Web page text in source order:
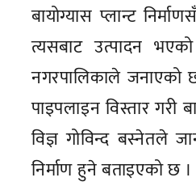
बायोग्यास प्लान्ट
त्यसबाट उत्पादन
नगरपालिकाले जनाएको
पाइपलाइन विस्तार गरी
विज्ञ गोविन्द बस्नेतले
निर्माण हुने बताइएको छ ।